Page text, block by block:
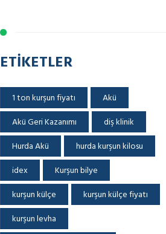
ETIKETLER
1 ton kurşun fiyatı
Akü
Akü Geri Kazanımı
diş klinik
Hurda Akü
hurda kurşun kilosu
idex
Kurşun bilye
kurşun külçe
kurşun külçe fiyatı
kurşun levha